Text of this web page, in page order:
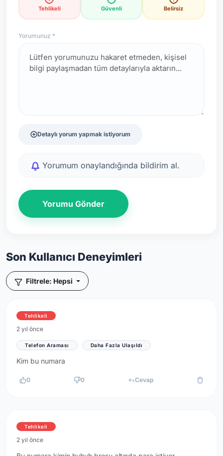
Tehlikeli Güvenli Belirsiz
Yorumunuz *
Detaylı yorum yapmak istiyorum
Yorumum onaylandığında bildirim al.
Yorumu Gönder
Son Kullanıcı Deneyimleri
Filtrele: Hepsi
Tehlikeli
2 yıl önce
Telefon Araması Daha Fazla Ulaşıldı
Kim bu numara
0 0 Cevap
Tehlikeli
2 yıl önce